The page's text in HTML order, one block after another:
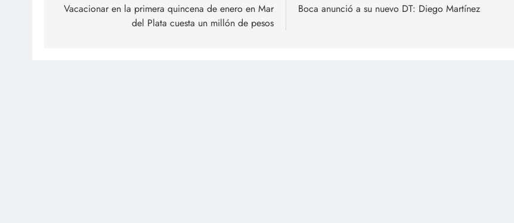
de
Vacacionar en la primera quincena de enero en Mar
del Plata cuesta un millón de pesos
Boca anunció a su nuevo DT: Diego Martínez